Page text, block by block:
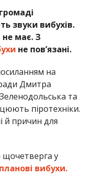
звуки вибухів.
має. З
не пов’язані.
на
Дмитра
та
піротехніки.
й причин для
у
планові вибухи.